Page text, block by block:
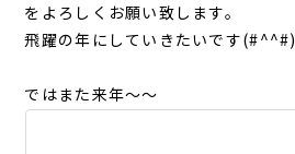
をよろしくお願い致します。
飛躍の年にしていきたいです(#^^#)
ではまた来年～～